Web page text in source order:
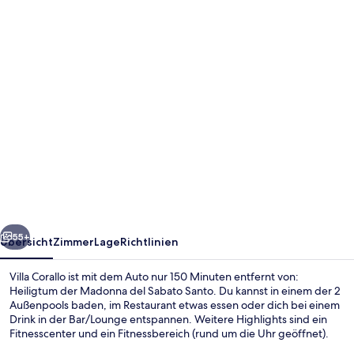
Weiter
55+
ÜbersichtZimmerLageRichtlinien
Villa Corallo ist mit dem Auto nur 150 Minuten entfernt von:
Heiligtum der Madonna del Sabato Santo. Du kannst in einem der 2
Außenpools baden, im Restaurant etwas essen oder dich bei einem
Drink in der Bar/Lounge entspannen. Weitere Highlights sind ein
Fitnesscenter und ein Fitnessbereich (rund um die Uhr geöffnet).